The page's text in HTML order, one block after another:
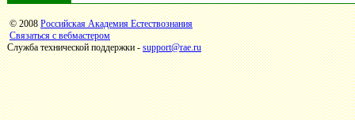
© 2008Российская Академия Естествознания
Связаться с вебмастером
Служба технической поддержки -support@rae.ru